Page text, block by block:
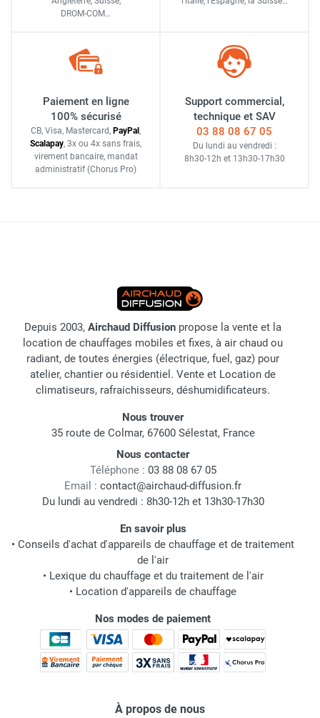
DROM-COM…
Paiement en ligne
100% sécurisé
CB, Visa, Mastercard, PayPal ,
Scalapay, 3x ou 4x sans frais,
virement bancaire, mandat
administratif (Chorus Pro)
Support commercial,
technique et SAV
03 88 08 67 05
Du lundi au vendredi :
8h30-12h et 13h30-17h30
Depuis 2003, Airchaud Diffusion propose la vente et la
location de chauffages mobiles et fixes, à air chaud ou
radiant, de toutes énergies (électrique, fuel, gaz) pour
atelier, chantier ou résidentiel. Vente et Location de
climatiseurs, rafraichisseurs, déshumidificateurs.
Nous trouver
35 route de Colmar, 67600 Sélestat, France
Nous contacter
Téléphone : 03 88 08 67 05
Email : contact@airchaud-diffusion.fr
Du lundi au vendredi : 8h30-12h et 13h30-17h30
En savoir plus
• Conseils d'achat d'appareils de chauffage et de traitement
de l'air
• Lexique du chauffage et du traitement de l'air
• Location d'appareils de chauffage
Nos modes de paiement
À propos de nous